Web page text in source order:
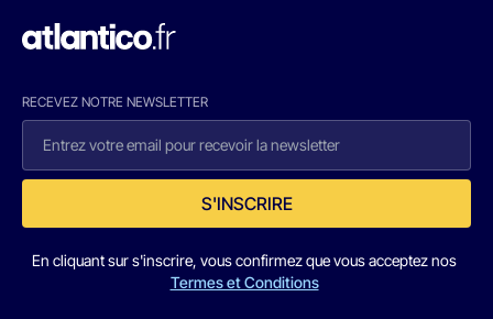
RECEVEZ NOTRE NEWSLETTER
S'INSCRIRE
En cliquant sur s'inscrire, vous confirmez que vous acceptez nos
Termes et Conditions